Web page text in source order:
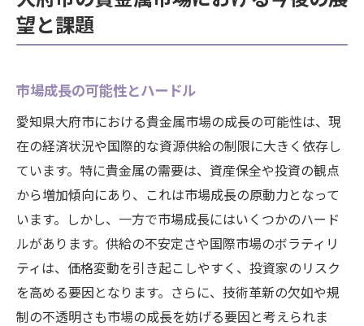
望と課題
市場成長の可能性とハードル
愛知県大府市における貴金属市場の成長の可能性は、現
在の経済状況や国際的な資源供給の制限に大きく依存し
ています。特に貴金属の需要は、資産保全や投資の観点
から増加傾向にあり、これは市場成長の原動力となって
います。しかし、一方で市場成長にはいくつかのハード
ルがあります。供給の不安定さや国際市場のボラティリ
ティは、価格変動を引き起こしやすく、投資家のリスク
を高める要因となります。さらに、技術革新の欠如や規
制の不透明さも市場の成長を妨げる要因と考えられま